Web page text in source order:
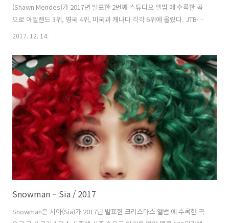
(Shawn Mendes)가 2017년 발표한 2번째 스튜디오 앨범 에 수록한 곡
으로 아일랜드 3위, 영국 4위, 미국과 캐나다 각각 6위에 올랐다. JTBC
에서 박지환팀이 불렀다. 숀과 테디 가이거(Teddy Geiger), 제프 워버
디와 앤드류 머리(Andrew Maury)가 프로듀서를 맡았다. 뮤직비디오는
숀의 공연과 함께 세계의 여러 도시를 담았다. 상대 배우는 엘리 뱀버
(Ellie Bamber)가 출연했다. MTV EMA에서 베스트 곡, 베스트 아티스트
부문을 수상했다. 숀은 빌보드와의 인터뷰에서 “이 곡을 쓰자마..
2017. 12. 14.
Snowman – Sia / 2017
Snowman은 시아(Sia)가 2017년 발표한 크리스마스 앨범 에 수록한 곡